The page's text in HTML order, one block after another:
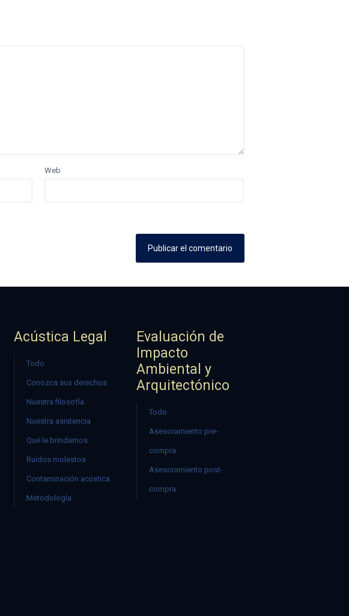
Web
Acústica Legal
Todo
Conozca sus derechos
Nuestra filosofía
Nuestra asistencia
Qué le brindamos
Ruidos molestos
Contaminación acústica
Metodología
Evaluación de
Impacto
Ambiental y
Arquitectónico
Todo
Asesoramiento pre-
compra
Asesoramiento post-
compra